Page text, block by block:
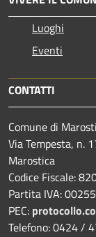
Luoghi
Eventi
CONTATTI
Comune di
Via Tempesta, n.
Marostica
Codice Fiscale:
Partita IVA:
PEC:
Telefono: 0424 /